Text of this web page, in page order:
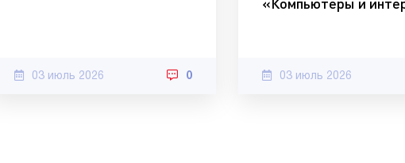
03 июль 2026 0 03 июль 2026